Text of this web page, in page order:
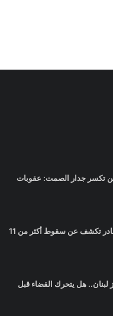
تكسر جدار الصمت: عقوبات
مجزرة في الجنوب: مصادر تكشف عن سقوط أكثر من 11
لبنان.. هل يتحرك القضاء قبل